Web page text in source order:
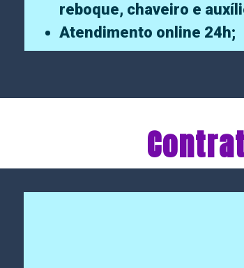
reboque, chaveiro e
Atendimento online 24h;